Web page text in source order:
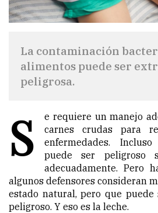
La contaminación
alimentos puede ser
peligrosa.
S
e requiere un manejo
carnes crudas para
enfermedades.
puede ser peligroso
adecuadamente. Pero
algunos defensores consideran
estado natural, pero que puede
peligroso. Y eso es la leche.